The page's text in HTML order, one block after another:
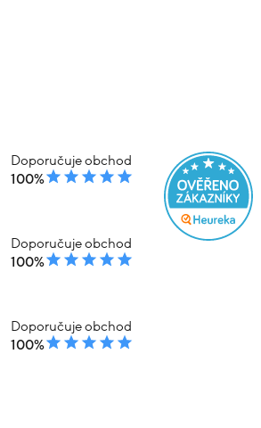
Doporučuje obchod
100%
Doporučuje obchod
100%
Doporučuje obchod
100%